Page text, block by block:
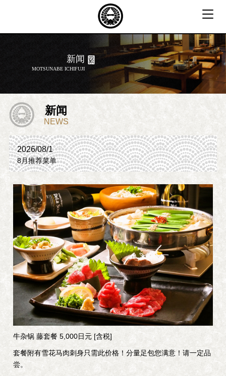
T
g
g
l
e
a
a
t
i
n
新闻
MOTSUNABE ICHIFUJI
新闻
NEWS
2026/08/1
8月推荐菜单
牛杂锅 藤套餐 5,000日元 [含税]
套餐附有雪花马肉刺身只需此价格！分量足包您满意！请一定品
尝。